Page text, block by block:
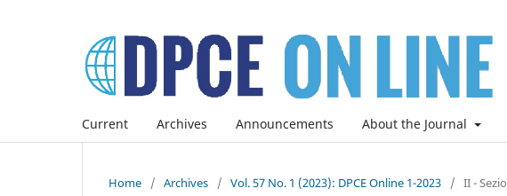
Current Archives Announcements About the Journal
Home / Archives / Vol. 57 No. 1 (2023): DPCE Online 1-2023 / II -